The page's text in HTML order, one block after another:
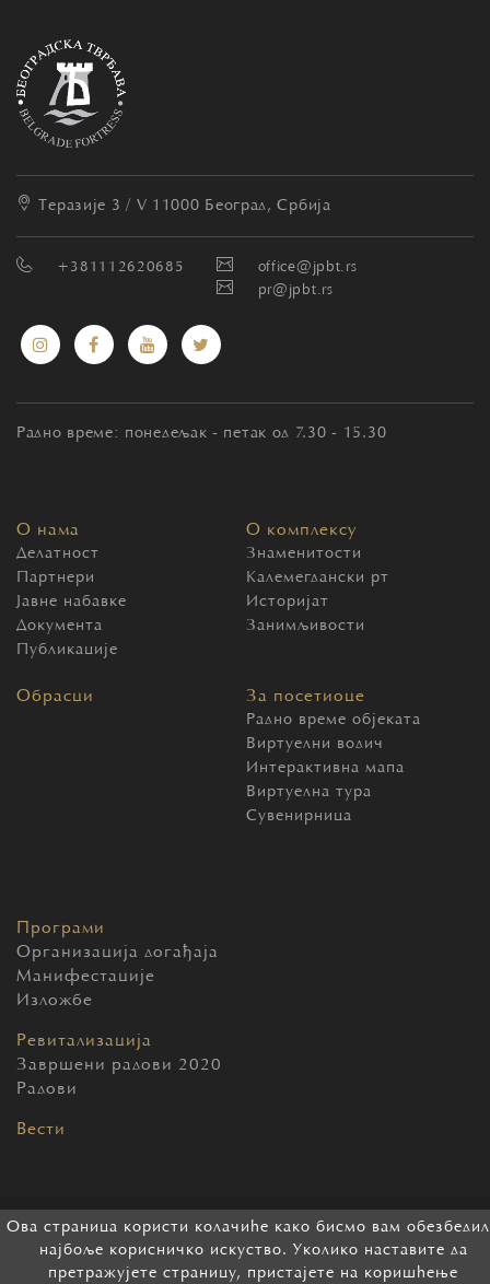
Ова страница користи колачиће како бисмо вам
најбоље корисничко искуство. Уколико наставите да
претражујете страницу, пристајете на коришћење
Теразије 3 / V 11000 Београд, Србија
+381112620685
office@jpbt.rs
pr@jpbt.rs
Радно време: понедељак - петак од 7.30 - 15.30
О нама
Делатност
Партнери
Јавне набавке
Документа
Публикације
О комплексу
Знаменитости
Калемегдански рт
Историјат
Занимљивости
Обрасци За посетиоце
Радно време објеката
Виртуелни водич
Интерактивна мапа
Виртуелна тура
Сувенирница
Програми
Организација догађаја
Манифестације
Изложбе
Ревитализација
Завршени радови 2020
Радови
Вести
2026 Београдска тврђава. Сва права задржана.